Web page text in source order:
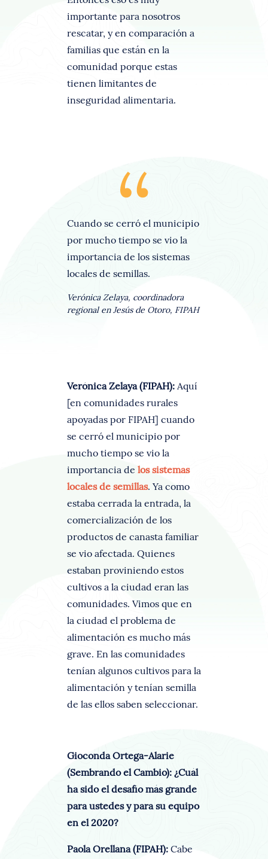
importante para nosotros
rescatar, y en comparación a
familias que están en la
comunidad porque estas
tienen limitantes de
inseguridad alimentaria.
Cuando se cerró el municipio
por mucho tiempo se vio la
importancia de los sistemas
locales de semillas.
Verónica Zelaya, coordinadora
regional en Jesús de Otoro, FIPAH
Verónica Zelaya (FIPAH): Aquí
[en comunidades rurales
apoyadas por FIPAH] cuando
se cerró el municipio por
mucho tiempo se vio la
importancia de los sistemas
locales de semillas. Ya como
estaba cerrada la entrada, la
comercialización de los
productos de canasta familiar
se vio afectada. Quienes
estaban proviniendo estos
cultivos a la ciudad eran las
comunidades. Vimos que en
la ciudad el problema de
alimentación es mucho más
grave. En las comunidades
tenían algunos cultivos para la
alimentación y tenían semilla
de las ellos saben seleccionar.
Gioconda Ortega-Alarie
(Sembrando el Cambio): ¿Cuál
ha sido el desafío más grande
para ustedes y para su equipo
en el 2020?
Paola Orellana (FIPAH): Cabe